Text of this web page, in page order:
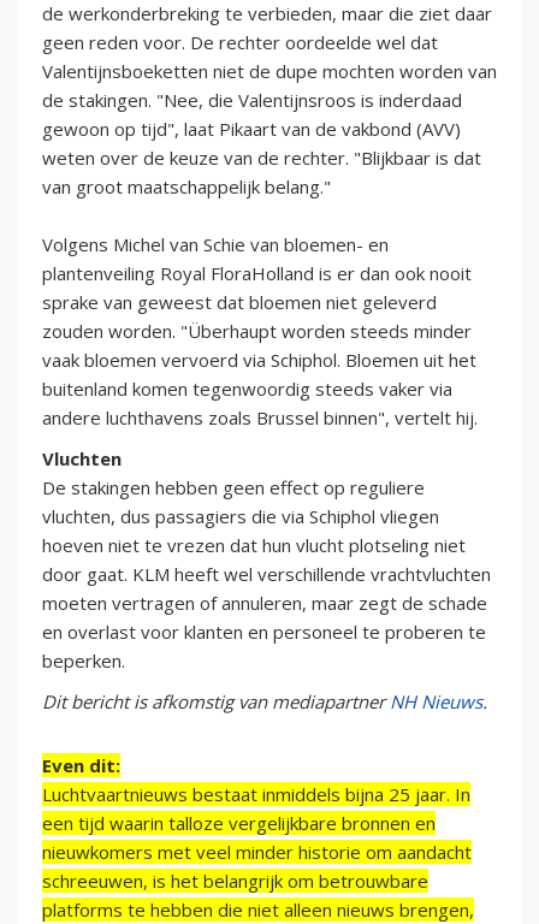
de werkonderbreking te verbieden, maar die ziet daar
geen reden voor. De rechter oordeelde wel dat
Valentijnsboeketten niet de dupe mochten worden van
de stakingen. "Nee, die Valentijnsroos is inderdaad
gewoon op tijd", laat Pikaart van de vakbond (AVV)
weten over de keuze van de rechter. "Blijkbaar is dat
van groot maatschappelijk belang."
Volgens Michel van Schie van bloemen- en
plantenveiling Royal FloraHolland is er dan ook nooit
sprake van geweest dat bloemen niet geleverd
zouden worden. "Überhaupt worden steeds minder
vaak bloemen vervoerd via Schiphol. Bloemen uit het
buitenland komen tegenwoordig steeds vaker via
andere luchthavens zoals Brussel binnen", vertelt hij.
Vluchten
De stakingen hebben geen effect op reguliere
vluchten, dus passagiers die via Schiphol vliegen
hoeven niet te vrezen dat hun vlucht plotseling niet
door gaat. KLM heeft wel verschillende vrachtvluchten
moeten vertragen of annuleren, maar zegt de schade
en overlast voor klanten en personeel te proberen te
beperken.
Dit bericht is afkomstig van mediapartnerNH Nieuws.
Even dit:
Luchtvaartnieuws bestaat inmiddels bijna 25 jaar. In
een tijd waarin talloze vergelijkbare bronnen en
nieuwkomers met veel minder historie om aandacht
schreeuwen, is het belangrijk om betrouwbare
platforms te hebben die niet alleen nieuws brengen,